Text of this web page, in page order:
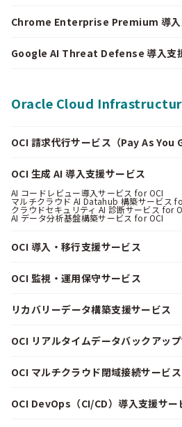
Chrome Enterprise Premium 導入
Google AI Threat Defense 導入支
Oracle Cloud
OCI 請求代行サービス（Pay As You
OCI 生成 AI 導入支援サービス
AI コードレビュー導入サービス for OCI
マルチクラウド AI Datahub 構築サービス
クラウドセキュリティ AI 診断サービス for
AI データ分析基盤構築サービス for OCI
OCI 導入・移行支援サービス
OCI 監視・運用保守サービス
リカバリーデータ構築支援サービス
OCI リアルタイムデータバックアッ
OCI マルチクラウド閉域接続サービス
OCI DevOps（CI/CD）導入支援サー